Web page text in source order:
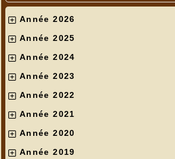
Année 2026
Année 2025
Année 2024
Année 2023
Année 2022
Année 2021
Année 2020
Année 2019